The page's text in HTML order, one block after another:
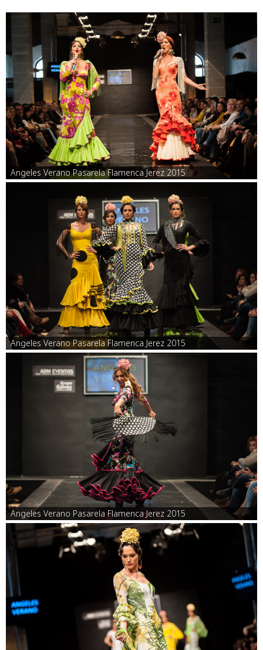
Angeles Verano Pasarela Flamenca Jerez 2015
Angeles Verano Pasarela Flamenca Jerez 2015
Angeles Verano Pasarela Flamenca Jerez 2015